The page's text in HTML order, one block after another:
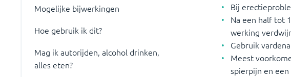
Mogelijke bijwerkingen
Hoe gebruik ik dit?
Mag ik autorijden, alcohol drinken,
alles eten?
Bij
Na een half tot
werking
Gebruik
Meest
spierpijn en